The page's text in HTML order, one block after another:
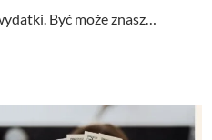
Być może znasz…